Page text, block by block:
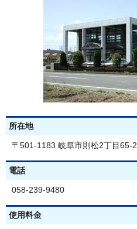
所在地
〒501-1183 岐阜市則松2丁目65-2
電話
058-239-9480
使用料金